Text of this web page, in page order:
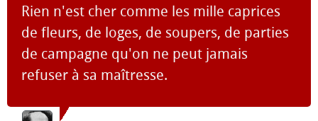
Rien n'est cher comme les mille caprices
de fleurs, de loges, de soupers, de parties
de campagne qu'on ne peut jamais
refuser à sa maîtresse.